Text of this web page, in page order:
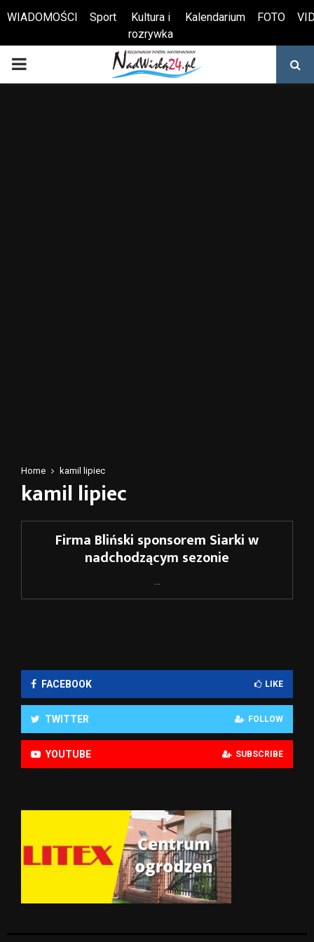
Otwórz pasek narzędzi
WIADOMOŚCI Sport
Kultura i
rozrywka
Kalendarium FOTO
PRIMARY
Home kamil lipiec
kamil lipiec
Firma Bliński sponsorem Siarki w
nadchodzącym sezonie
FACEBOOK LIKE
TWITTER FOLLOW
YOUTUBE SUBSCRIBE